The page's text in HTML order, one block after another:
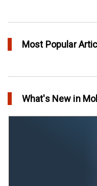
Most Popular
欧州最大手の自動車部品パ
適化プロジェクト－
YUDO、ホットランナー
最適化にMoldex3Dの統合
What's New in